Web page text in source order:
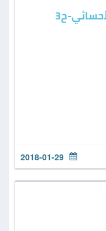
ح3
2018-01-29